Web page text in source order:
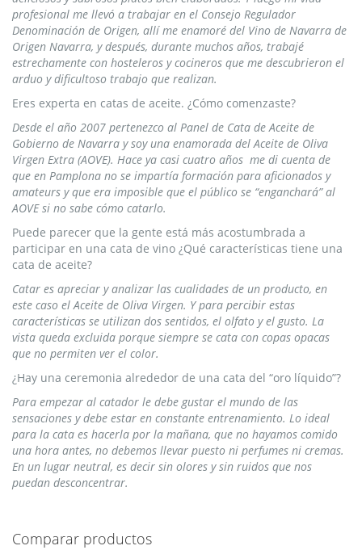
profesional me llevó a trabajar en el Consejo Regulador
Denominación de Origen, allí me enamoré del Vino de Navarra de
Origen Navarra, y después, durante muchos años, trabajé
estrechamente con hosteleros y cocineros que me descubrieron el
arduo y dificultoso trabajo que realizan.
Eres experta en catas de aceite. ¿Cómo comenzaste?
Desde el año 2007 pertenezco al Panel de Cata de Aceite de
Gobierno de Navarra y soy una enamorada del Aceite de Oliva
Virgen Extra (AOVE). Hace ya casi cuatro años me di cuenta de
que en Pamplona no se impartía formación para aficionados y
amateurs y que era imposible que el público se “enganchará” al
AOVE si no sabe cómo catarlo.
Puede parecer que la gente está más acostumbrada a
participar en una cata de vino ¿Qué características tiene una
cata de aceite?
Catar es apreciar y analizar las cualidades de un producto, en
este caso el Aceite de Oliva Virgen. Y para percibir estas
características se utilizan dos sentidos, el olfato y el gusto. La
vista queda excluida porque siempre se cata con copas opacas
que no permiten ver el color.
¿Hay una ceremonia alrededor de una cata del “oro líquido”?
Para empezar al catador le debe gustar el mundo de las
sensaciones y debe estar en constante entrenamiento. Lo ideal
para la cata es hacerla por la mañana, que no hayamos comido
una hora antes, no debemos llevar puesto ni perfumes ni cremas.
En un lugar neutral, es decir sin olores y sin ruidos que nos
puedan desconcentrar.
Comparar productos